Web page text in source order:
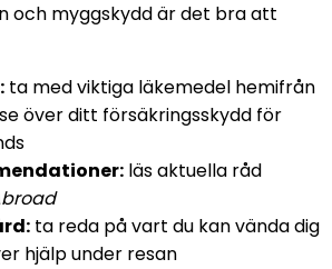
och myggskydd är det bra att
ta med viktiga läkemedel hemifrån
se över ditt försäkringsskydd för
läs aktuella råd
ta reda på vart du kan vända dig
hjälp under resan